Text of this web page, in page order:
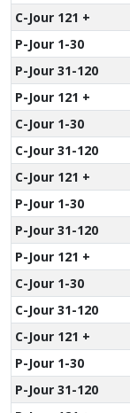
C-Jour 121 +
P-Jour 1-30
P-Jour 31-120
P-Jour 121 +
C-Jour 1-30
C-Jour 31-120
C-Jour 121 +
P-Jour 1-30
P-Jour 31-120
P-Jour 121 +
C-Jour 1-30
C-Jour 31-120
C-Jour 121 +
P-Jour 1-30
P-Jour 31-120